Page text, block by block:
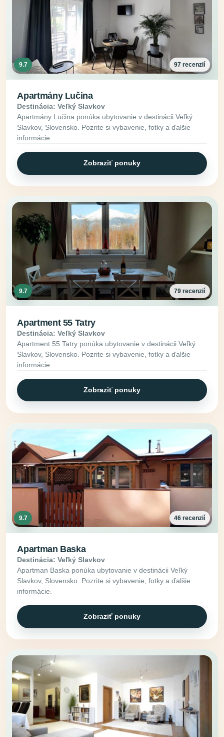
9.7 97 recenzií
Apartmány Lučina
Destinácia: Veľký Slavkov
Apartmány Lučina ponúka ubytovanie v destinácii Veľký
Slavkov, Slovensko. Pozrite si vybavenie, fotky a ďalšie
informácie.
Zobraziť ponuky
9.7 79 recenzií
Apartment 55 Tatry
Destinácia: Veľký Slavkov
Apartment 55 Tatry ponúka ubytovanie v destinácii Veľký
Slavkov, Slovensko. Pozrite si vybavenie, fotky a ďalšie
informácie.
Zobraziť ponuky
9.7 46 recenzií
Apartman Baska
Destinácia: Veľký Slavkov
Apartman Baska ponúka ubytovanie v destinácii Veľký
Slavkov, Slovensko. Pozrite si vybavenie, fotky a ďalšie
informácie.
Zobraziť ponuky